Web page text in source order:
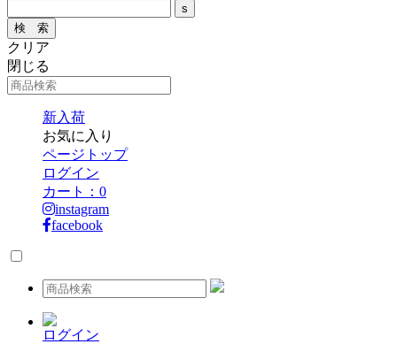
クリア
閉じる
新入荷
お気に入り
ページトップ
ログイン
カート： 0
instagram
facebook
ログイン